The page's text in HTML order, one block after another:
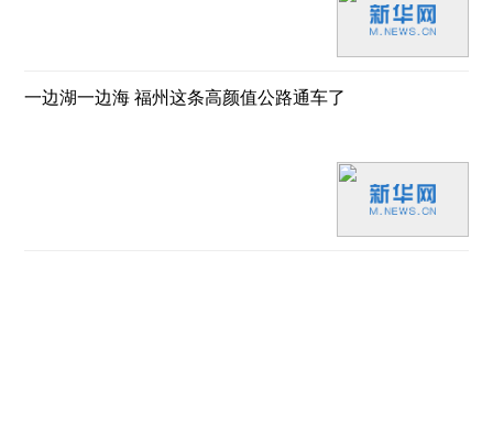
一边湖一边海 福州这条高颜值公路通车了